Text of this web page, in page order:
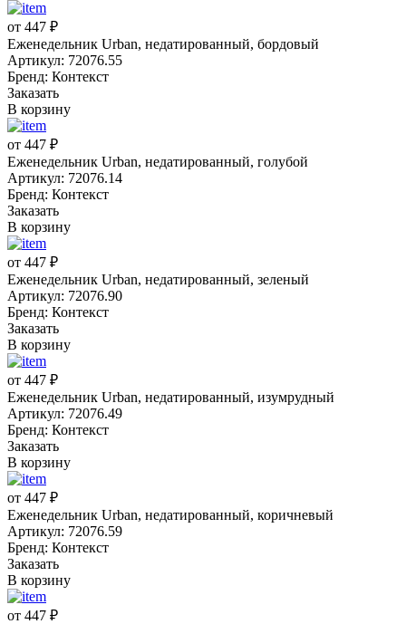
от 447 ₽
Еженедельник Urban, недатированный, бордовый
Артикул: 72076.55
Бренд: Контекст
Заказать
В корзину
от 447 ₽
Еженедельник Urban, недатированный, голубой
Артикул: 72076.14
Бренд: Контекст
Заказать
В корзину
от 447 ₽
Еженедельник Urban, недатированный, зеленый
Артикул: 72076.90
Бренд: Контекст
Заказать
В корзину
от 447 ₽
Еженедельник Urban, недатированный, изумрудный
Артикул: 72076.49
Бренд: Контекст
Заказать
В корзину
от 447 ₽
Еженедельник Urban, недатированный, коричневый
Артикул: 72076.59
Бренд: Контекст
Заказать
В корзину
от 447 ₽